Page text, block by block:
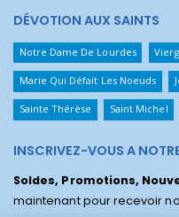
DÉVOTION AUX SAINTS
Notre Dame De Lourdes
Marie Qui Défait Les Noeuds
Sainte Thérèse Saint Michel
INSCRIVEZ-VOUS A
Soldes, Promotions,
maintenant pour recevoir